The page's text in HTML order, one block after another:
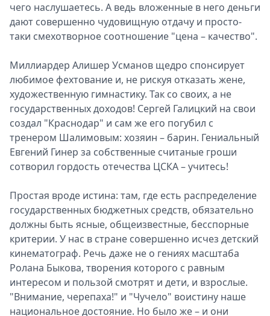
чего наслушаетесь. А ведь вложенные в него деньги
дают совершенно чудовищную отдачу и просто-
таки смехотворное соотношение "цена – качество".
Миллиардер Алишер Усманов щедро спонсирует
любимое фехтование и, не рискуя отказать жене,
художественную гимнастику. Так со своих, а не
государственных доходов! Сергей Галицкий на свои
создал "Краснодар" и сам же его погубил с
тренером Шалимовым: хозяин – барин. Гениальный
Евгений Гинер за собственные считаные гроши
сотворил гордость отечества ЦСКА – учитесь!
Простая вроде истина: там, где есть распределение
государственных бюджетных средств, обязательно
должны быть ясные, общеизвестные, бесспорные
критерии. У нас в стране совершенно исчез детский
кинематограф. Речь даже не о гениях масштаба
Ролана Быкова, творения которого с равным
интересом и пользой смотрят и дети, и взрослые.
"Внимание, черепаха!" и "Чучело" воистину наше
национальное достояние. Но было же – и они